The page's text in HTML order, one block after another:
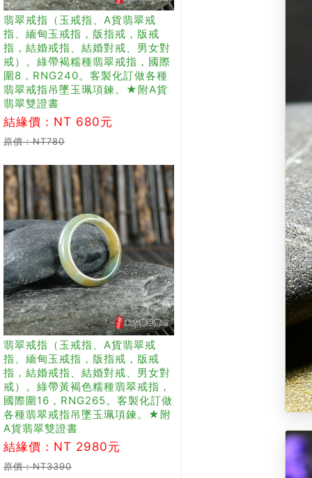
翡翠戒指（玉戒指、A貨翡翠戒
指、緬甸玉戒指，版指戒，版戒
指，結婚戒指、結婚對戒、男女對
戒）。綠帶褐糯種翡翠戒指，國際
圍8，RNG240。客製化訂做各種
翡翠戒指吊墜玉珮項鍊。★附A貨
翡翠雙證書
結緣價：NT 680元
原價：NT780
翡翠戒指（玉戒指、A貨翡翠戒
指、緬甸玉戒指，版指戒，版戒
指，結婚戒指、結婚對戒、男女對
戒）。綠帶黃褐色糯種翡翠戒指，
國際圍16，RNG265。客製化訂做
各種翡翠戒指吊墜玉珮項鍊。★附
A貨翡翠雙證書
結緣價：NT 2980元
原價：NT3390